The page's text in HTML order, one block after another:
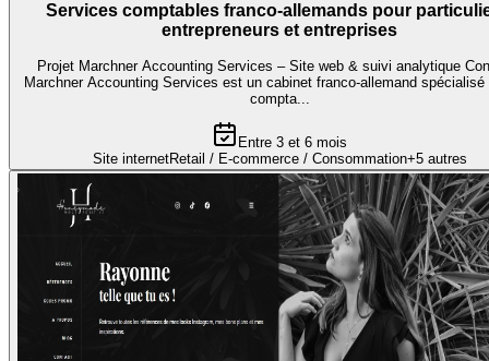
Services comptables franco-allemands pour
entrepreneurs et entreprises
Projet Marchner Accounting Services – Site web & suivi analytique
Marchner Accounting Services est un cabinet franco-allemand spécialisé
compta...
Entre 3 et 6 mois
Site internetRetail / E-commerce / Consommation+5 autres